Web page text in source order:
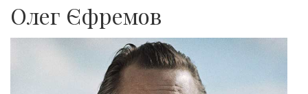
Олег Єфремов